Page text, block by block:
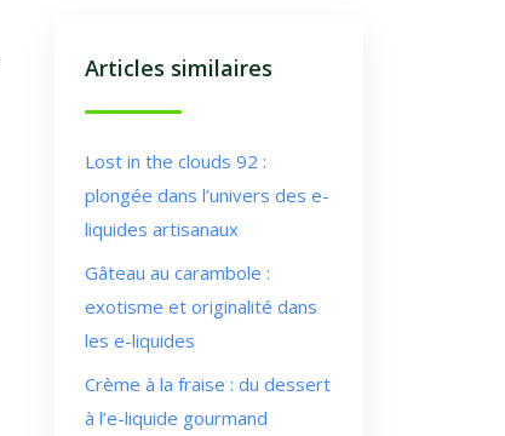
Articles similaires
Lost in the clouds 92 :
plongée dans l’univers des e-
liquides artisanaux
Gâteau au carambole :
exotisme et originalité dans
les e-liquides
Crème à la fraise : du dessert
à l’e-liquide gourmand